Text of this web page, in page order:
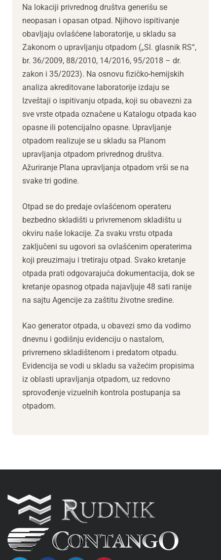
Na lokaciji privrednog društva generišu se
neopasan i opasan otpad. Njihovo ispitivanje
obavljaju ovlašćene laboratorije, u skladu sa
Zakonom o upravljanju otpadom („Sl. glasnik RS“,
br. 36/2009, 88/2010, 14/2016, 95/2018 – dr.
zakon i 35/2023). Na osnovu fizičko-hemijskih
analiza akreditovane laboratorije izdaju se
Izveštaji o ispitivanju otpada, koji su obavezni za
sve vrste otpada označene u Katalogu otpada kao
opasne ili potencijalno opasne. Upravljanje
otpadom realizuje se u skladu sa Planom
upravljanja otpadom privrednog društva.
Ažuriranje Plana upravljanja otpadom vrši se na
svake tri godine.
Otpad se do predaje ovlašćenom operateru
bezbedno skladišti u privremenom skladištu u
okviru naše lokacije. Za svaku vrstu otpada
zaključeni su ugovori sa ovlašćenim operaterima
koji preuzimaju i tretiraju otpad. Svako kretanje
otpada prati odgovarajuća dokumentacija, dok se
kretanje opasnog otpada najavljuje 48 sati ranije
na sajtu Agencije za zaštitu životne sredine.
Kao generator otpada, u obavezi smo da vodimo
dnevnu i godišnju evidenciju o nastalom,
privremeno skladištenom i predatom otpadu.
Evidencija se vodi u skladu sa važećim propisima
iz oblasti upravljanja otpadom, uz redovno
sprovođenje vizuelnih kontrola postupanja sa
otpadom.